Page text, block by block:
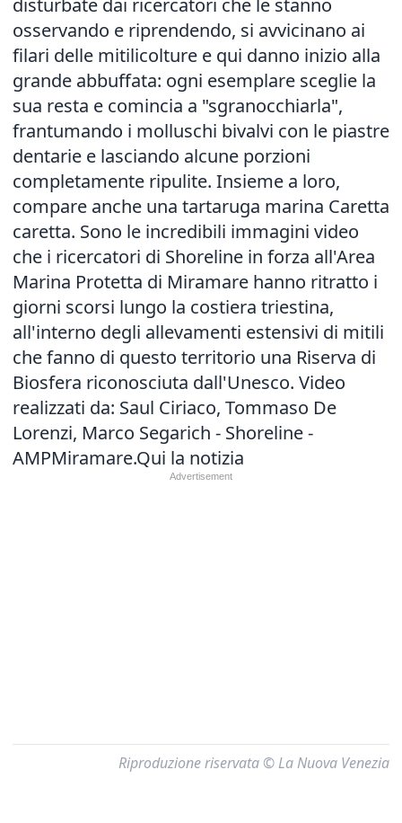
disturbate dai ricercatori che le stanno
osservando e riprendendo, si avvicinano ai
filari delle mitilicolture e qui danno inizio alla
grande abbuffata: ogni esemplare sceglie la
sua resta e comincia a "sgranocchiarla",
frantumando i molluschi bivalvi con le piastre
dentarie e lasciando alcune porzioni
completamente ripulite. Insieme a loro,
compare anche una tartaruga marina Caretta
caretta. Sono le incredibili immagini video
che i ricercatori di Shoreline in forza all'Area
Marina Protetta di Miramare hanno ritratto i
giorni scorsi lungo la costiera triestina,
all'interno degli allevamenti estensivi di mitili
che fanno di questo territorio una Riserva di
Biosfera riconosciuta dall'Unesco. Video
realizzati da: Saul Ciriaco, Tommaso De
Lorenzi, Marco Segarich - Shoreline -
AMPMiramare.Qui la notizia
Riproduzione riservata © La Nuova Venezia